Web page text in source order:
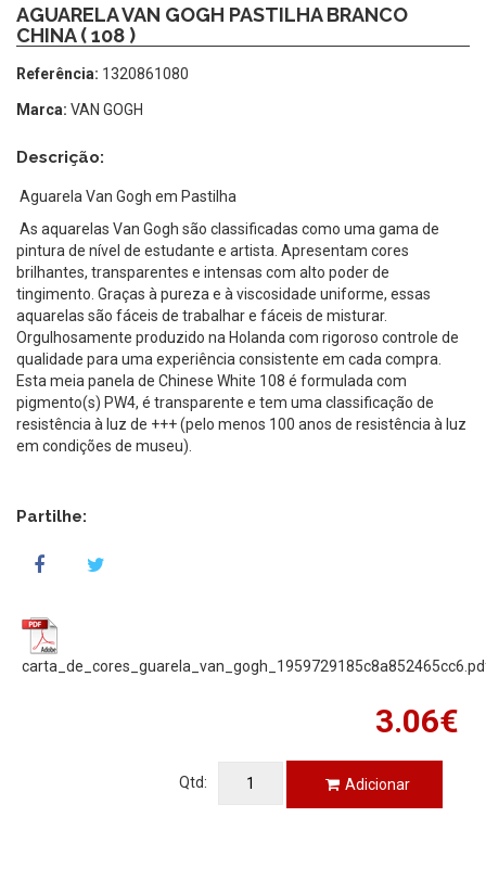
AGUARELA VAN GOGH PASTILHA BRANCO
CHINA ( 108 )
Referência: 1320861080
Marca: VAN GOGH
Descrição:
Aguarela Van Gogh em Pastilha
As aquarelas Van Gogh são classificadas como uma gama de
pintura de nível de estudante e artista. Apresentam cores
brilhantes, transparentes e intensas com alto poder de
tingimento. Graças à pureza e à viscosidade uniforme, essas
aquarelas são fáceis de trabalhar e fáceis de misturar.
Orgulhosamente produzido na Holanda com rigoroso controle de
qualidade para uma experiência consistente em cada compra.
Esta meia panela de Chinese White 108 é formulada com
pigmento(s) PW4, é transparente e tem uma classificação de
resistência à luz de +++ (pelo menos 100 anos de resistência à luz
em condições de museu).
Partilhe:
3.06€
Qtd: Adicionar